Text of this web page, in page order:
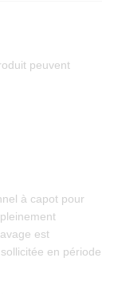
peuvent
à capot pour
est
en période